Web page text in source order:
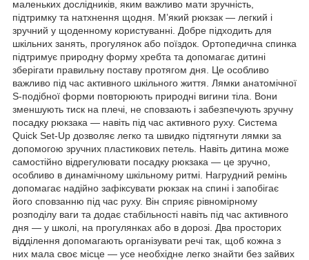
маленьких дослідників, яким важливо мати зручність,
підтримку та натхнення щодня. М’який рюкзак — легкий і
зручний у щоденному користуванні. Добре підходить для
шкільних занять, прогулянок або поїздок. Ортопедична спинка
підтримує природну форму хребта та допомагає дитині
зберігати правильну поставу протягом дня. Це особливо
важливо під час активного шкільного життя. Лямки анатомічної
S-подібної форми повторюють природні вигини тіла. Вони
зменшують тиск на плечі, не сповзають і забезпечують зручну
посадку рюкзака — навіть під час активного руху. Система
Quick Set-Up дозволяє легко та швидко підтягнути лямки за
допомогою зручних пластикових петель. Навіть дитина може
самостійно відрегулювати посадку рюкзака — це зручно,
особливо в динамічному шкільному ритмі. Нагрудний ремінь
допомагає надійно зафіксувати рюкзак на спині і запобігає
його сповзанню під час руху. Він сприяє рівномірному
розподілу ваги та додає стабільності навіть під час активного
дня — у школі, на прогулянках або в дорозі. Два просторих
відділення допомагають організувати речі так, щоб кожна з
них мала своє місце — усе необхідне легко знайти без зайвих